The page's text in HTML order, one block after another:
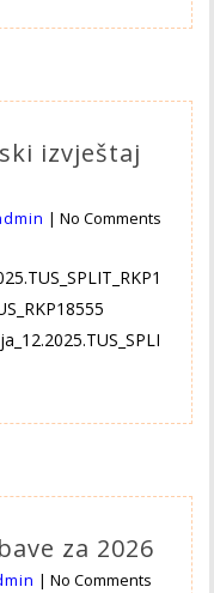
izvještaj
|No Comments
za 2026
|No Comments